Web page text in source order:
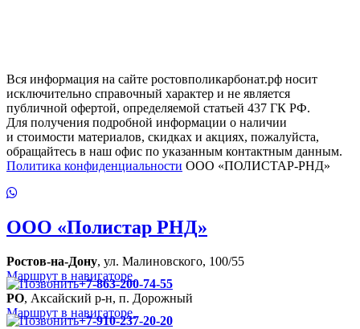
Вся информация на сайте ростовполикарбонат.рф носит
исключительно справочный характер и не является
публичной офертой, определяемой статьей 437 ГК РФ.
Для получения подробной информации о наличии
и стоимости материалов, скидках и акциях, пожалуйста,
обращайтесь в наш офис по указанным контактным данным.
Политика конфиденциальности ООО «ПОЛИСТАР-РНД»
ООО «Полистар РНД»
Ростов-на-Дону, ул. Малиновского, 100/55
Маршрут в навигаторе
+7-863-200-74-55
РО, Аксайский р-н, п. Дорожный
Маршрут в навигаторе
+7-910-237-20-20